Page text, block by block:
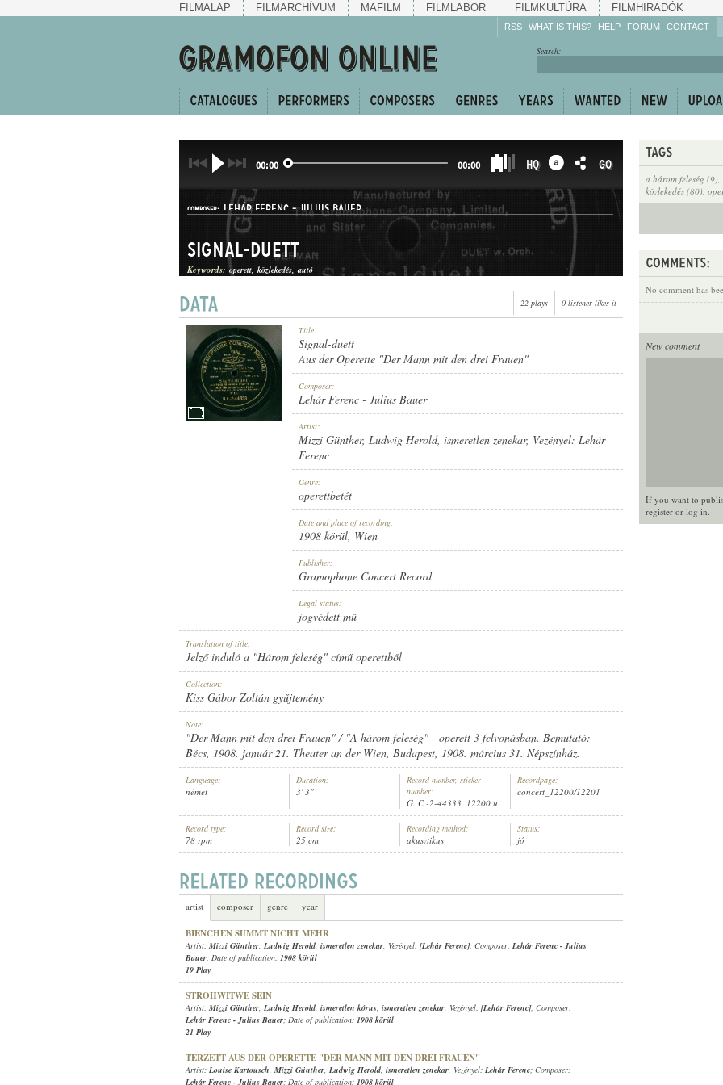
FILMALAP FILMARCHÍVUM MAFILM FILMLABOR FILMKULTÚRA FILMHIRADÓK
RSS WHAT IS THIS? HELP
Enrich!
Share!
FORUM CONTACT
Search:
a három feleség (9),
közlekedés (80),
No comment has
New comment
If you want to
register or log in.
00:00 00:00 HQ GO
ARTIST: MIZZI GÜNTHER,LUDWIG HEROLD,ISMERETLEN ZENEKAR, VEZÉNYEL:LEHÁR FERENC
COMPOSER: LEHÁR FERENC -JULIUS BAUER
OPERETTBETÉT
GRAMOPHONE CONCERT RECORD
RECORD NUMBER: G. C.-2-44333
Signal-duett
Keywords: operett közlekedés autó
22 plays 0 listener likes it
Title
Signal-duett
Aus der Operette "Der Mann mit den drei Frauen"
Composer:
Lehár Ferenc - Julius Bauer
Artist:
Mizzi Günther, Ludwig Herold, ismeretlen zenekar, Vezényel: Lehár
Ferenc
Genre:
operettbetét
Date and place of recording:
1908 körül, Wien
Publisher:
Gramophone Concert Record
Legal status:
jogvédett mű
Translation of title:
Jelző induló a "Három feleség" című operettből
Collection:
Kiss Gábor Zoltán gyűjtemény
Note:
"Der Mann mit den drei Frauen" / "A három feleség" - operett 3 felvonásban. Bemutató:
Bécs, 1908. január 21. Theater an der Wien, Budapest, 1908. március 31. Népszínház.
Language:
német
Duration:
3' 3"
Record number, sticker
number:
G. C.-2-44333, 12200 u
Recordpage:
concert_12200/12201
Record type:
78 rpm
Record size:
25 cm
Recording method:
akusztikus
Status:
jó
artist composer genre year
BIENCHEN SUMMT NICHT MEHR
Artist: Mizzi Günther, Ludwig Herold, ismeretlen zenekar, Vezényel: [Lehár Ferenc]; Composer: Lehár Ferenc -Julius
Bauer; Date of publication: 1908 körül
19 Play
STROHWITWE SEIN
Artist: Mizzi Günther, Ludwig Herold, ismeretlen kórus, ismeretlen zenekar, Vezényel: [Lehár Ferenc]; Composer:
Lehár Ferenc -Julius Bauer; Date of publication: 1908 körül
21 Play
TERZETT AUS DER OPERETTE "DER MANN MIT DEN DREI FRAUEN"
Artist: Louise Kartousch, Mizzi Günther, Ludwig Herold, ismeretlen zenekar, Vezényel: Lehár Ferenc; Composer:
Lehár Ferenc -Julius Bauer; Date of publication: 1908 körül